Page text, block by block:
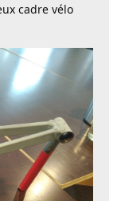
cadre vélo